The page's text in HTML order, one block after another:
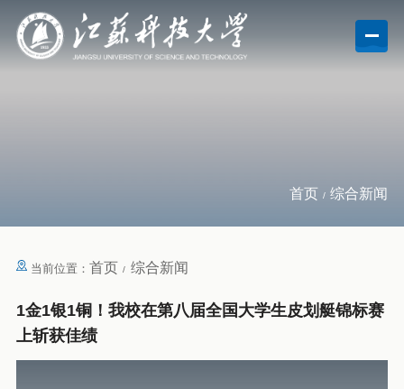
首页 综合新闻
当前位置：首页 综合新闻
1金1银1铜！我校在第八届全国大学生皮划艇锦标赛
上斩获佳绩